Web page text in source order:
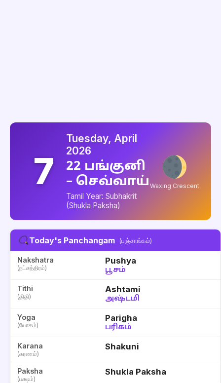
7
Tuesday, April
2026
22 பங்குனி
– செவ்வாய்
Tamil Year: Subhakrit
(Shukla Paksha)
Waxing Crescent
Today's Panchangam (பஞ்சாங்கம்)
Nakshatra
(நட்சத்திரம்)
Pushya
பூசம்
Tithi
(திதி)
Ashtami
அஷ்டமி
Yoga
(யோகம்)
Parigha
பரிகம்
Karana
(கரணம்)
Shakuni
Paksha
(பக்ஷம்)
Shukla Paksha